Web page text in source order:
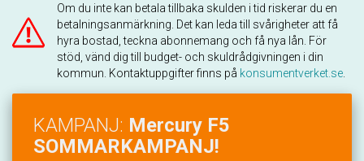
Om du inte kan betala tillbaka skulden i tid riskerar du en
betalningsanmärkning. Det kan leda till svårigheter att få
hyra bostad, teckna abonnemang och få nya lån. För
stöd, vänd dig till budget- och skuldrådgivningen i din
kommun. Kontaktuppgifter finns på konsumentverket.se
KAMPANJ: Mercury F5
SOMMARKAMPANJ!